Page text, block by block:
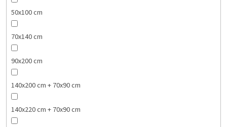
50x100 cm
70x140 cm
90x200 cm
140x200 cm + 70x90 cm
140x220 cm + 70x90 cm